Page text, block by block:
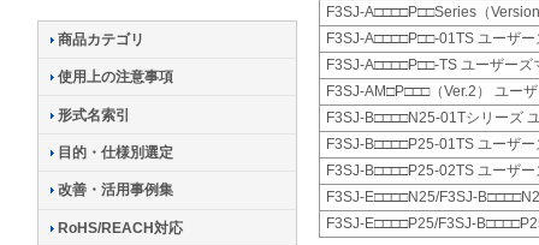
F3SJ-A□□□□P□□Series（
F3SJ-A□□□□P□□-01TS ユーザ
F3SJ-A□□□□P□□-TS ユーザーズ
F3SJ-AM□P□□□（Ver.2） ユー
F3SJ-B□□□□N25-01Tシリーズ
F3SJ-B□□□□P25-01TS ユーザ
F3SJ-B□□□□P25-02TS ユーザ
F3SJ-E□□□□N25/F3SJ-
F3SJ-E□□□□P25/F3SJ-
商品カテゴリ
使用上の注意事項
形式名索引
目的・仕様別選定
改善・活用事例集
RoHS/REACH対応